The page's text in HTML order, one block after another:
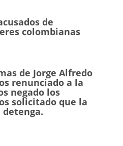
de
colombianas
de Jorge Alfredo
renunciado a la
negado los
solicitado que la